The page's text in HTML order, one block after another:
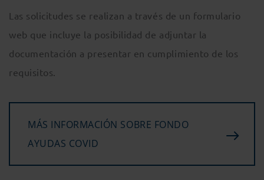
Las solicitudes se realizan a través de un formulario
web que incluye la posibilidad de adjuntar la
documentación a presentar en cumplimiento de los
requisitos.
MÁS INFORMACIÓN SOBRE FONDO
AYUDAS COVID